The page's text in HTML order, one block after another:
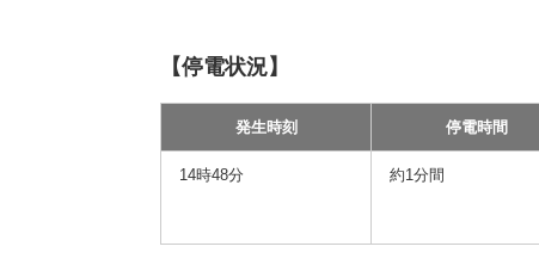
【停電状況】
発生時刻 停電時間
14時48分 約1分間